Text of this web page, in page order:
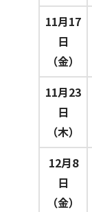
11月17
日
（金）
11月23
日
（木）
12月8
日
（金）